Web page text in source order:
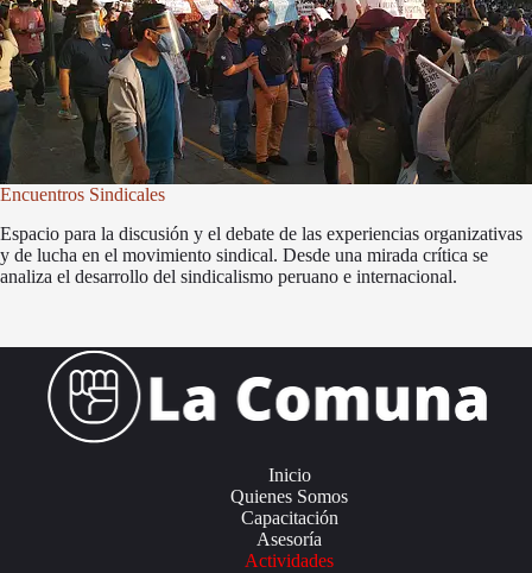
Encuentros Sindicales
Espacio para la discusión y el debate de las experiencias organizativas
y de lucha en el movimiento sindical. Desde una mirada crítica se
analiza el desarrollo del sindicalismo peruano e internacional.
Inicio
Quienes Somos
Capacitación
Asesoría
Actividades